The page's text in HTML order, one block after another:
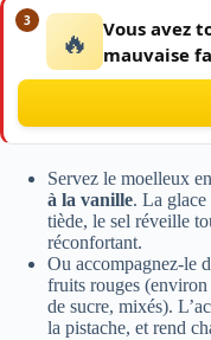
3
🔥
Vous avez
mauvaise
Servez le moelleux
à la vanille. La glace
tiède, le sel réveille
réconfortant.
Ou accompagnez-le
fruits rouges
de sucre, mixés).
la pistache, et rend